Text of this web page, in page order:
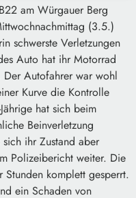
am Würgauer Berg
(3.5.)
schwerste Verletzungen
Auto hat ihr Motorrad
Autofahrer war wohl
Kurve die Kontrolle
hat sich beim
Beinverletzung
ihr Zustand aber
Polizeibericht weiter. Die
komplett gesperrt.
ein Schaden von